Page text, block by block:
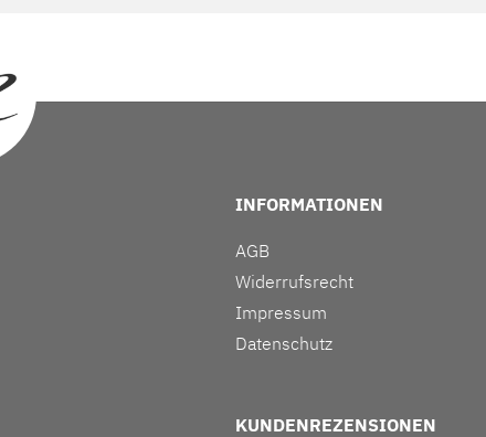
INFORMATIONEN
AGB
Widerrufsrecht
Impressum
Datenschutz
KUNDENREZENSIONEN